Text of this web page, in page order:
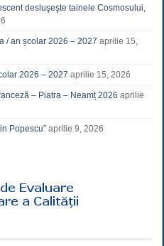
desluşeşte tainele Cosmosului,
/ an școlar 2026 – 2027 aprilie 15,
2026 – 2027 aprilie 15, 2026
– Piatra – Neamț 2026 aprilie
Popescu” aprilie 9, 2026